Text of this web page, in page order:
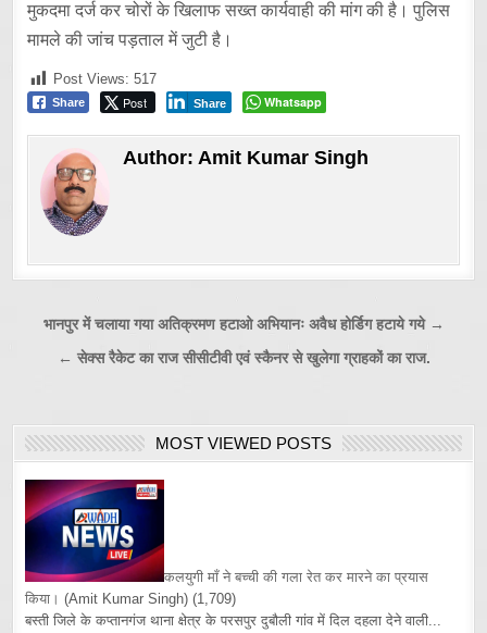
मुकदमा दर्ज कर चोरों के खिलाफ सख्त कार्यवाही की मांग की है। पुलिस
मामले की जांच पड़ताल में जुटी है।
Post Views: 517
Share Post Share Whatsapp
Author:Amit Kumar Singh
Post
navigation
भानपुर में चलाया गया अतिक्रमण हटाओ अभियानः अवैध होर्डिग हटाये गये →
← सेक्स रैकेट का राज सीसीटीवी एवं स्कैनर से खुलेगा ग्राहकों का राज.
MOST VIEWED POSTS
कलयुगी माँ ने बच्ची की गला रेत कर मारने का प्रयास
किया। (Amit Kumar Singh) (1,709)
बस्ती जिले के कप्तानगंज थाना क्षेत्र के परसपुर दुबौली गांव में दिल दहला देने वाली...